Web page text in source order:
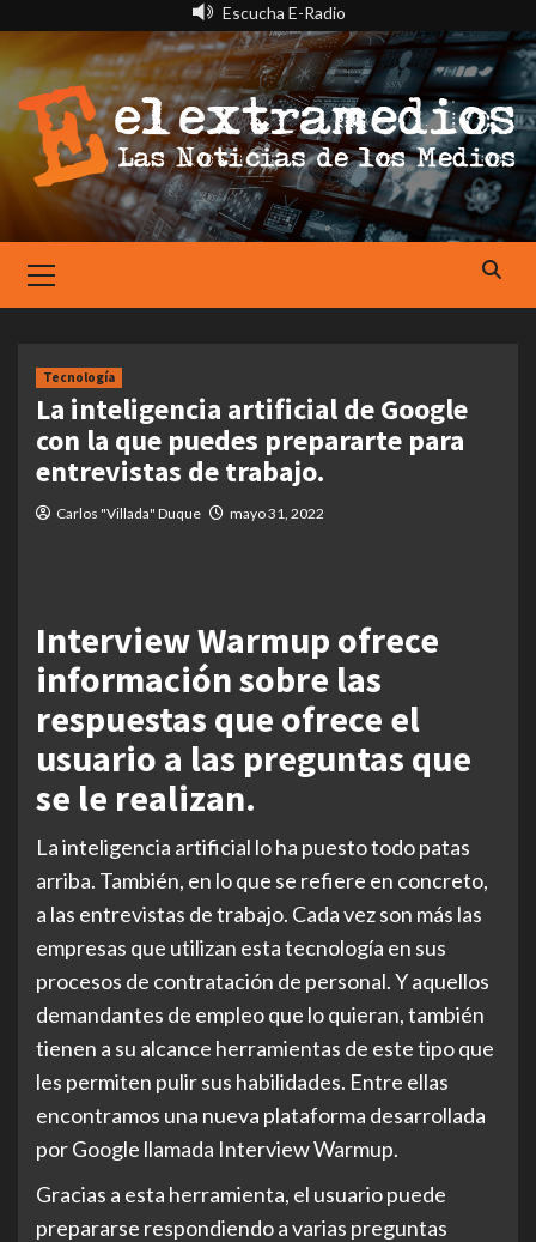
contenido
Escucha E-Radio
Menu
Tecnología
La inteligencia artificial de Google
con la que puedes prepararte para
entrevistas de trabajo.
Carlos "Villada" Duque mayo 31, 2022
Interview Warmup ofrece
información sobre las
respuestas que ofrece el
usuario a las preguntas que
se le realizan.
La inteligencia artificial lo ha puesto todo patas
arriba. También, en lo que se refiere en concreto,
a las entrevistas de trabajo. Cada vez son más las
empresas que utilizan esta tecnología en sus
procesos de contratación de personal. Y aquellos
demandantes de empleo que lo quieran, también
tienen a su alcance herramientas de este tipo que
les permiten pulir sus habilidades. Entre ellas
encontramos una nueva plataforma desarrollada
por Google llamada Interview Warmup.
Gracias a esta herramienta, el usuario puede
prepararse respondiendo a varias preguntas